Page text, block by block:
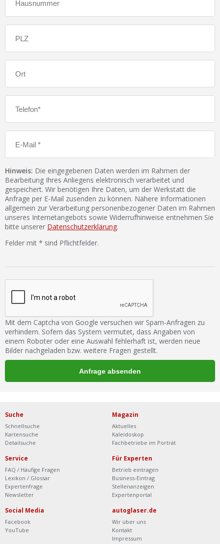
Hinweis: Die eingegebenen Daten werden im Rahmen der
Bearbeitung Ihres Anliegens elektronisch verarbeitet und
gespeichert. Wir benötigen Ihre Daten, um der Werkstatt die
Anfrage per E-Mail zusenden zu können. Nähere Informationen
allgemein zur Verarbeitung personenbezogener Daten im Rahmen
unseres Internetangebots sowie Widerrufhinweise entnehmen Sie
bitte unserer Datenschutzerklärung.
Felder mit * sind Pflichtfelder.
Mit dem Captcha von Google versuchen wir Spam-Anfragen zu
verhindern. Sofern das System vermutet, dass Angaben von
einem Roboter oder eine Auswahl fehlerhaft ist, werden neue
Bilder nachgeladen bzw. weitere Fragen gestellt.
Suche
Schnellsuche
Kartensuche
Detailsuche
Magazin
Aktuelles
Kaleidoskop
Fachbetriebe im Porträt
Service
FAQ / Häufige Fragen
Lexikon / Glossar
Expertenfrage
Newsletter
Für Experten
Betrieb eintragen
Business-Eintrag
Stellenanzeigen
Expertenportal
Social Media
Facebook
YouTube
autoglaser.de
Wir über uns
Kontakt
Impressum